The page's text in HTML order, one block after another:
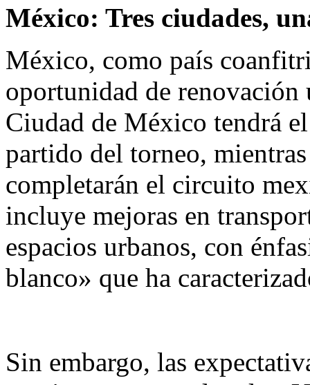
México: Tres ciudades,
México, como país
oportunidad de
Ciudad de México tendrá
partido del torneo,
completarán el circuito
incluye mejoras en
espacios urbanos, con
blanco» que ha
Sin embargo, las